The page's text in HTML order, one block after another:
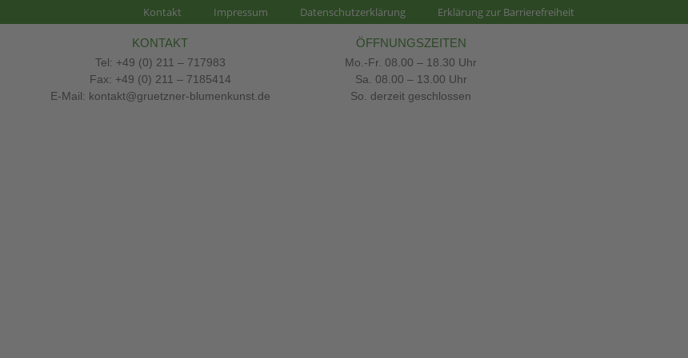
Kontakt Impressum Datenschutzerklärung Erklärung zur Barrierefreiheit
KONTAKT
Tel: +49 (0) 211 – 717983
Fax: +49 (0) 211 – 7185414
E-Mail: kontakt@gruetzner-blumenkunst.de
ÖFFNUNGSZEITEN
Mo.-Fr. 08.00 – 18.30 Uhr
Sa. 08.00 – 13.00 Uhr
So. derzeit geschlossen